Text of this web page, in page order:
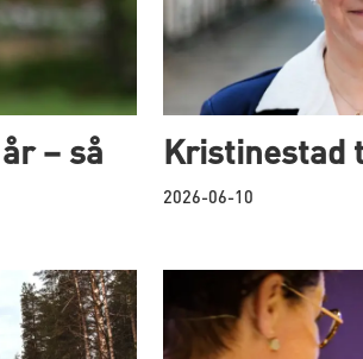
– så
Kristinestad
2026-06-10